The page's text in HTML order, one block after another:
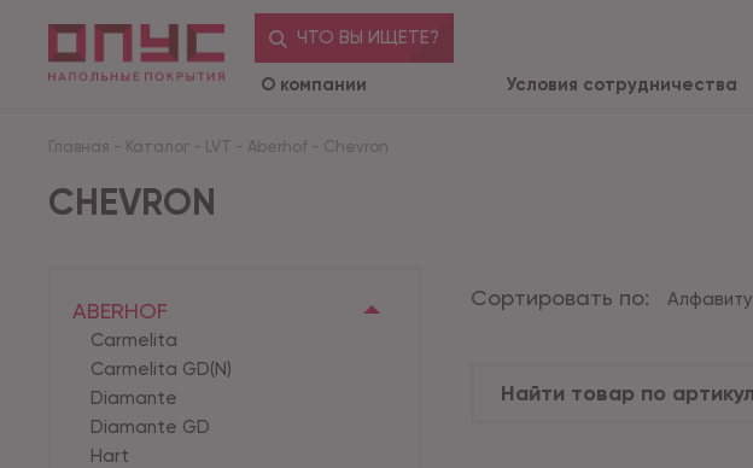
ЧТО ВЫ ИЩЕТЕ?
О компании Условия сотрудничества
Главная - Каталог - LVT - Aberhof - Chevron
CHEVRON
ABERHOF
Carmelita
Carmelita GD(N)
Diamante
Diamante GD
Hart
Сортировать по: Алфавиту